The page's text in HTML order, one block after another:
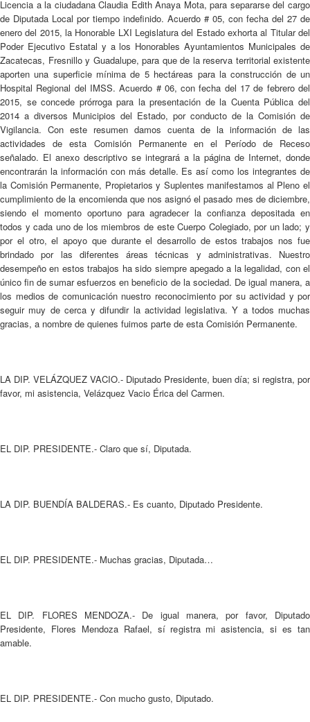
LA DIP. VELÁZQUEZ VACIO.- Diputado Presidente, buen día; si registra, por
favor, mi asistencia, Velázquez Vacio Érica del Carmen.
EL DIP. PRESIDENTE.- Claro que sí, Diputada.
LA DIP. BUENDÍA BALDERAS.- Es cuanto, Diputado Presidente.
EL DIP. PRESIDENTE.- Muchas gracias, Diputada…
EL DIP. FLORES MENDOZA.- De igual manera, por favor, Diputado
Presidente, Flores Mendoza Rafael, sí registra mi asistencia, si es tan
amable.
EL DIP. PRESIDENTE.- Con mucho gusto, Diputado.